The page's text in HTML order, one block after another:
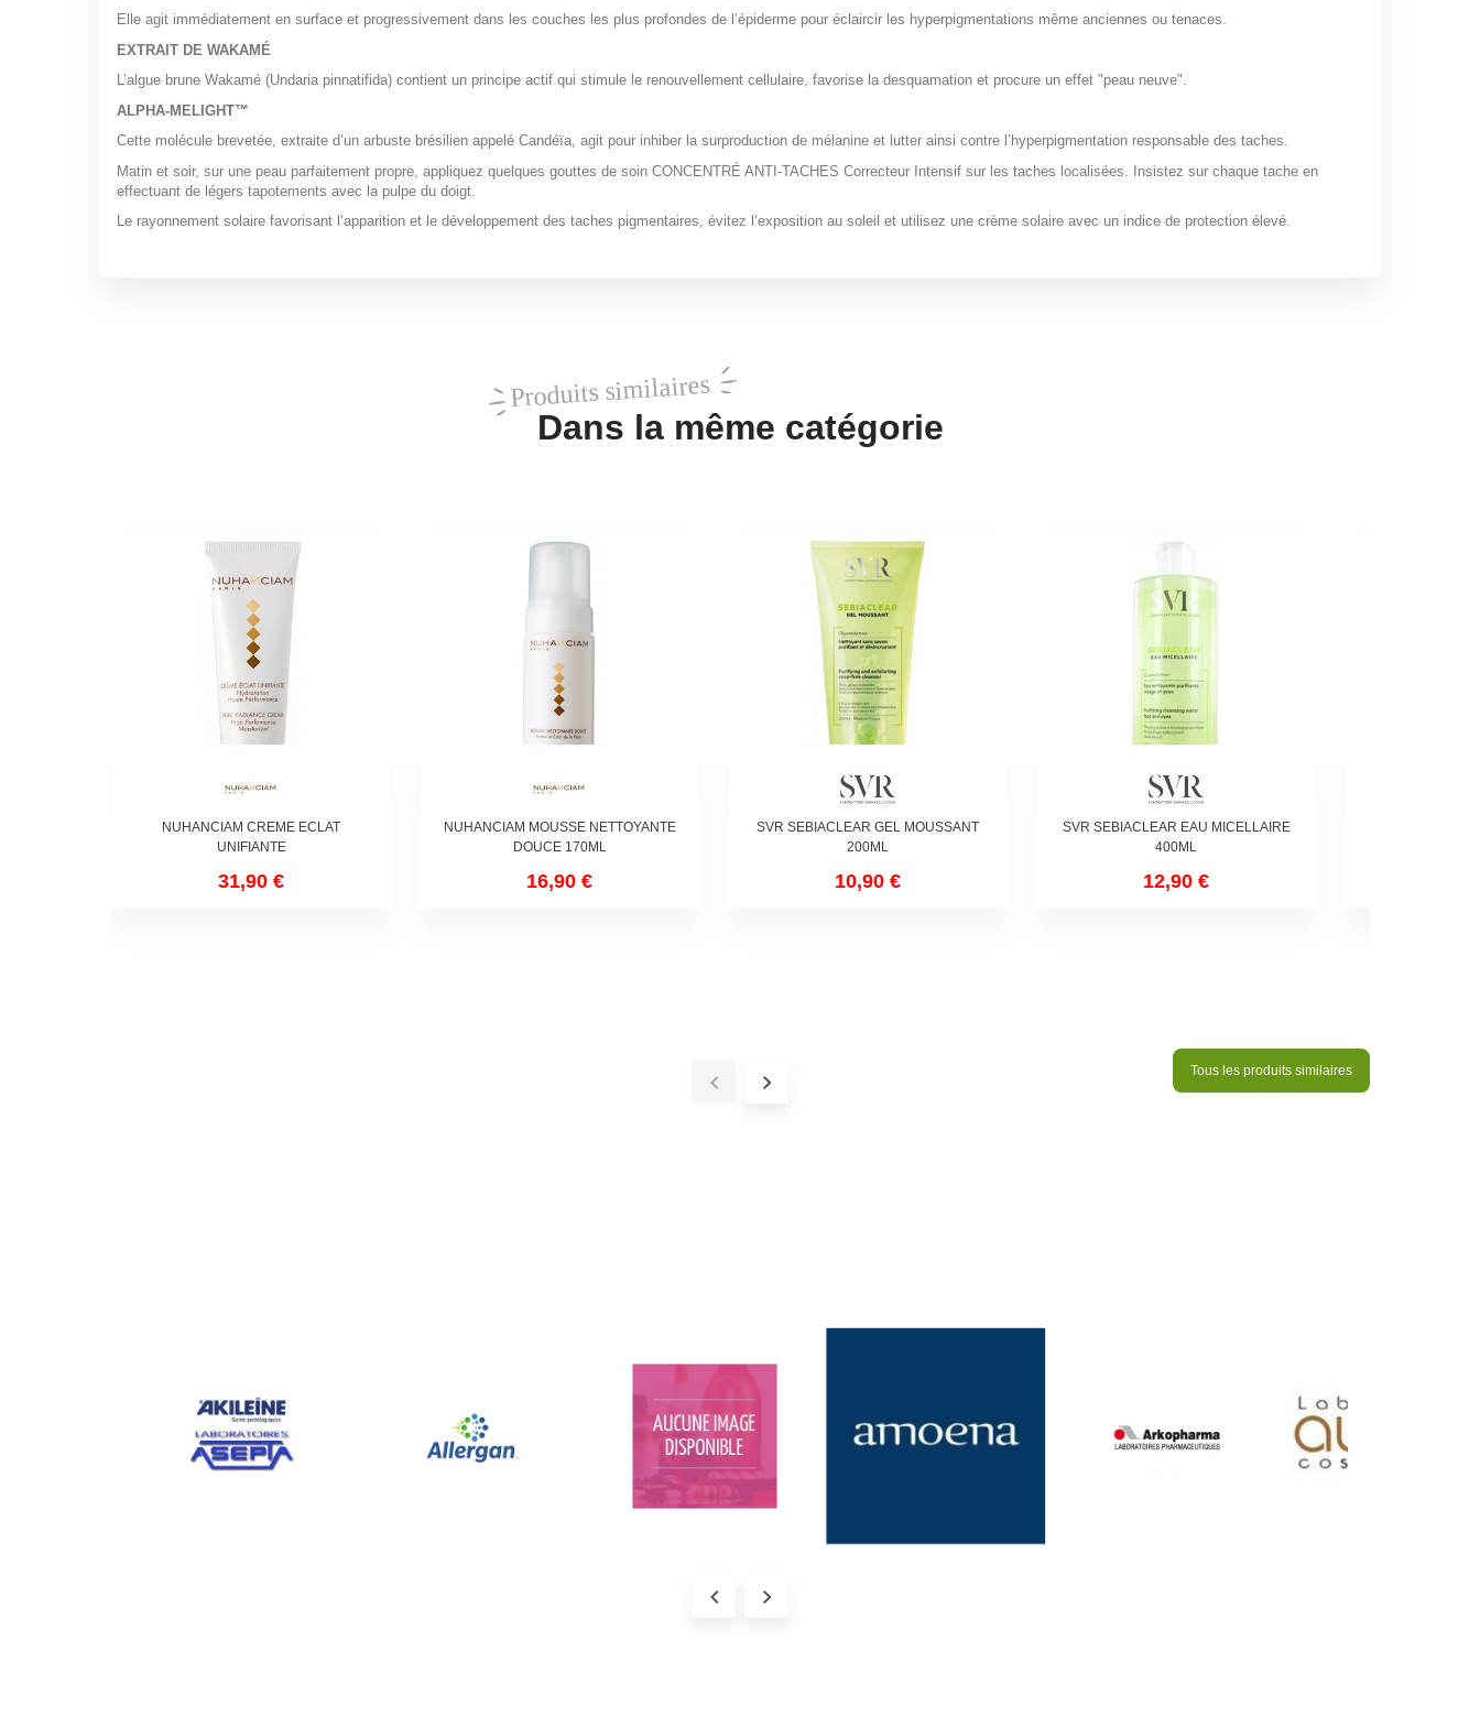
Elle agit immédiatement en surface et progressivement dans les couches les plus profondes de l’épiderme pour éclaircir les hyperpigmentations même anciennes ou tenaces.
EXTRAIT DE WAKAMÉ
L’algue brune Wakamé (Undaria pinnatifida) contient un principe actif qui stimule le renouvellement cellulaire, favorise la desquamation et procure un effet "peau neuve".
ALPHA-MELIGHT™
Cette molécule brevetée, extraite d’un arbuste brésilien appelé Candéïa, agit pour inhiber la surproduction de mélanine et lutter ainsi contre l’hyperpigmentation responsable des taches.
Matin et soir, sur une peau parfaitement propre, appliquez quelques gouttes de soin CONCENTRÉ ANTI-TACHES Correcteur Intensif sur les taches localisées. Insistez sur chaque tache en
effectuant de légers tapotements avec la pulpe du doigt.
Le rayonnement solaire favorisant l’apparition et le développement des taches pigmentaires, évitez l’exposition au soleil et utilisez une crème solaire avec un indice de protection élevé.
Produits similaires
Dans la même catégorie
NUHANCIAM CREME ECLAT
UNIFIANTE
31,90 €
NUHANCIAM MOUSSE NETTOYANTE
DOUCE 170ML
16,90 €
SVR SEBIACLEAR GEL MOUSSANT
200ML
10,90 €
SVR SEBIACLEAR EAU MICELLAIRE
400ML
12,90 €
Tous les produits similaires